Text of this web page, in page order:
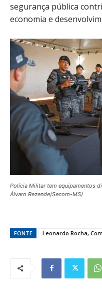
segurança pública
economia e
Polícia Militar tem equipamentos
Álvaro Rezende/Secom-MS)
FONTE Leonardo Rocha,